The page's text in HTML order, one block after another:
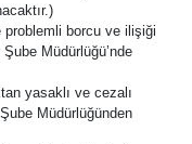
problemli borcu ve ilişiği
Müdürlüğü’nde
yasaklı ve cezalı
Müdürlüğünden